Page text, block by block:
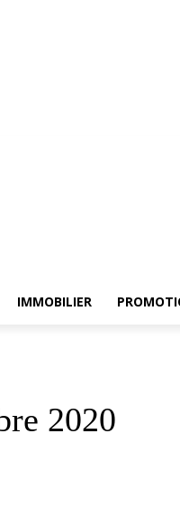
IMMOBILIER
2020